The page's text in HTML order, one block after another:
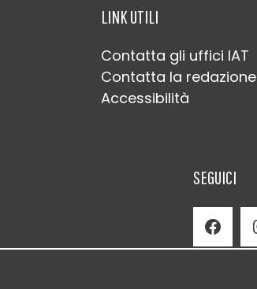
LINK UTILI
Contatta gli uffici IAT
Contatta la redazione
Accessibilità
SEGUICI
Facebook